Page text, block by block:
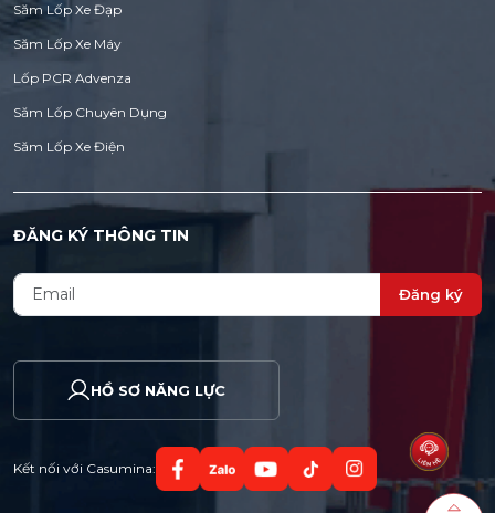
Săm Lốp Xe Đạp
Săm Lốp Xe Máy
Lốp PCR Advenza
Săm Lốp Chuyên Dụng
Săm Lốp Xe Điện
ĐĂNG KÝ THÔNG TIN
Đăng ký
HỒ SƠ NĂNG LỰC
Kết nối với Casumina: